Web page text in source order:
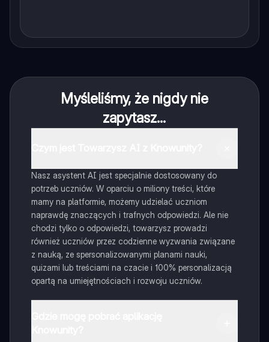
Myśleliśmy, że nigdy nie
zapytasz...
Nasz asystent AI jest specjalnie dostosowany do
potrzeb uczniów. W oparciu o miliony treści, które
mamy na platformie, możemy udzielać uczniom
naprawdę znaczących i trafnych odpowiedzi. Ale nie
chodzi tylko o odpowiedzi, towarzysz prowadzi
również uczniów przez codzienne wyzwania związane
z nauką, ze spersonalizowanymi planami nauki,
quizami lub treściami na czacie i 100% personalizacją
opartą na umiejętnościach i rozwoju uczniów.